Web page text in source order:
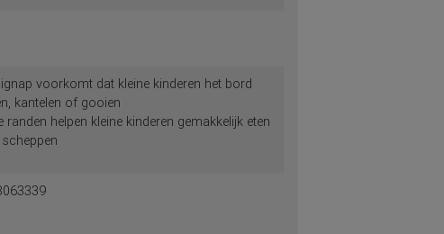
voorkomt dat kleine kinderen het bord
kantelen of gooien
randen helpen kleine kinderen gemakkelijk eten